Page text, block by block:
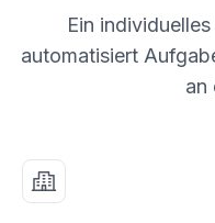
Ein
automatisiert
an